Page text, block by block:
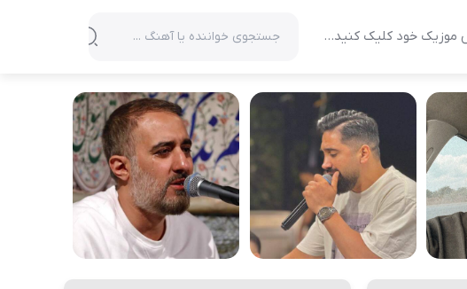
خود کلیک کنید…